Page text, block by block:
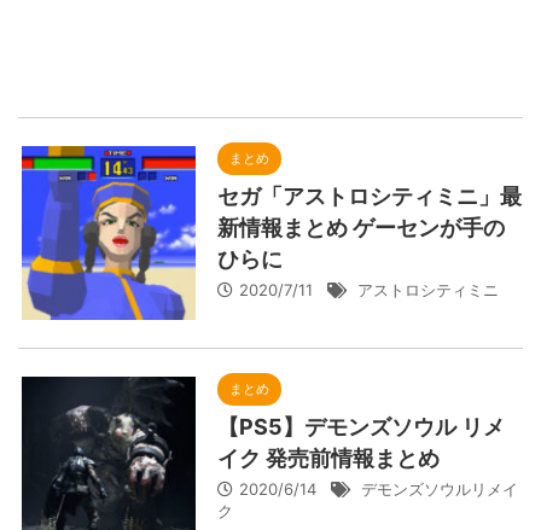
まとめ
セガ「アストロシティミニ」最
新情報まとめ ゲーセンが手の
ひらに
2020/7/11 アストロシティミニ
まとめ
【PS5】デモンズソウル リメ
イク 発売前情報まとめ
2020/6/14
デモンズソウルリメイ
ク